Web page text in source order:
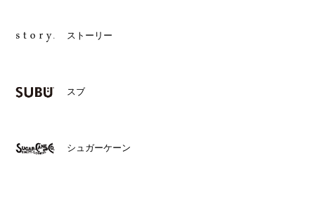
ストーリー
スブ
シュガーケーン